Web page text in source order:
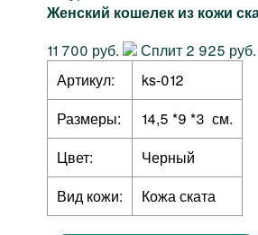
Женский кошелек из кожи
11 700 руб.
Сплит 2 925 руб.
Артикул:
ks-012
Размеры:
14,5 *9 *3 см.
Цвет:
Черный
Вид кожи:
Кожа ската